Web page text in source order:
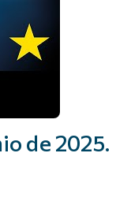
de 2025.